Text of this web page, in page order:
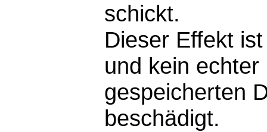
schickt.
Dieser Effekt
und kein
gespeicherten
beschädigt.